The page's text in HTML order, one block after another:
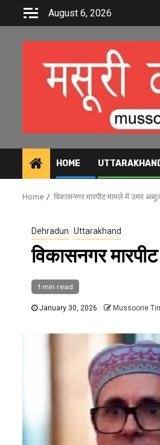
August 6, 2026
HOME
Home विकासनगर मारपीट मामले में उमर
Dehradun Uttarakhand
विकासनगर
1 min read
January 30, 2026 Mussoorie